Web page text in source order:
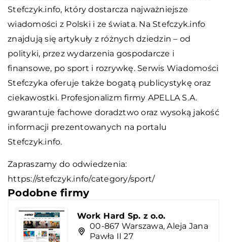
Stefczyk.info, który dostarcza najważniejsze
wiadomości z Polski i ze świata. Na Stefczyk.info
znajdują się artykuły z różnych dziedzin – od
polityki, przez wydarzenia gospodarcze i
finansowe, po sport i rozrywkę. Serwis Wiadomości
Stefczyka oferuje także bogatą publicystykę oraz
ciekawostki. Profesjonalizm firmy APELLA S.A.
gwarantuje fachowe doradztwo oraz wysoką jakość
informacji prezentowanych na portalu
Stefczyk.info.
Zapraszamy do odwiedzenia:
https://stefczyk.info/category/sport/
Podobne firmy
Work Hard Sp. z o.o.
00-867 Warszawa, Aleja Jana
Pawła II 27